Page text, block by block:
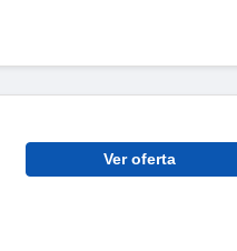
Ver oferta